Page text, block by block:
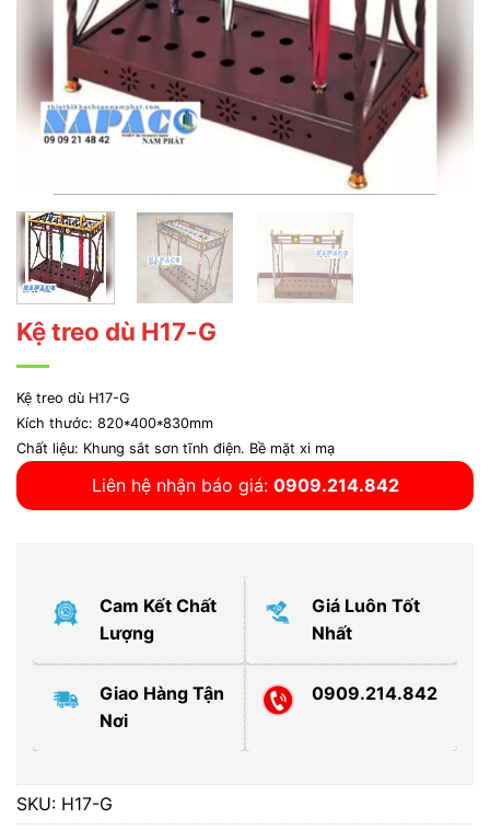
Kệ treo dù H17-G
Kệ treo dù H17-G
Kích thước: 820*400*830mm
Chất liệu: Khung sắt sơn tĩnh điện. Bề mặt xi mạ
Liên hệ nhận báo giá: 0909.214.842
Cam Kết Chất
Lượng
Giá Luôn Tốt
Nhất
Giao Hàng Tận
Nơi
0909.214.842
SKU: H17-G